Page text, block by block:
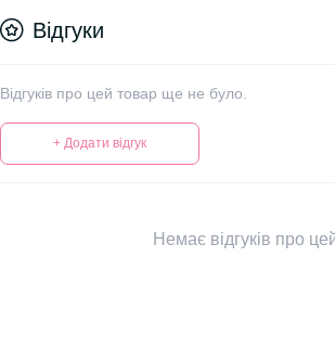
Відгуки
Відгуків про цей товар ще не було.
+ Додати відгук
Немає відгуків про